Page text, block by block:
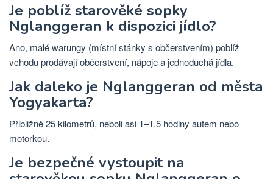
Je poblíž starověké sopky
Nglanggeran k dispozici jídlo?
Ano, malé warungy (místní stánky s občerstvením) poblíž
vchodu prodávají občerstvení, nápoje a jednoduchá jídla.
Jak daleko je Nglanggeran od města
Yogyakarta?
Přibližně 25 kilometrů, neboli asi 1–1,5 hodiny autem nebo
motorkou.
Je bezpečné vystoupit na